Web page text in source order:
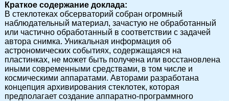
Краткое содержание доклада:
В стеклотеках обсерваторий собран огромный
наблюдательный материал, зачастую не обработанный
или частично обработанный в соответствии с задачей
автора снимка. Уникальная информация об
астрономических событиях, содержащаяся на
пластинках, не может быть получена или восстановлена
иными современными средствами, в том числе и
космическими аппаратами. Авторами разработана
концепция архивирования стеклотек, которая
предполагает создание аппаратно-программного